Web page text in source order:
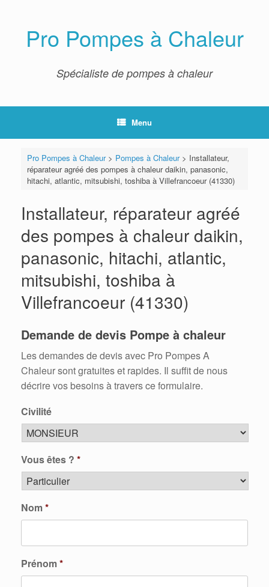
Pro Pompes à Chaleur
Spécialiste de pompes à chaleur
Menu
Pro Pompes à Chaleur> Pompes à Chaleur> Installateur,
réparateur agréé des pompes à chaleur daikin, panasonic,
hitachi, atlantic, mitsubishi, toshiba à Villefrancoeur (41330)
Installateur, réparateur agréé
des pompes à chaleur daikin,
panasonic, hitachi, atlantic,
mitsubishi, toshiba à
Villefrancoeur (41330)
Demande de devis Pompe à chaleur
Les demandes de devis avec Pro Pompes A
Chaleur sont gratuites et rapides. Il suffit de nous
décrire vos besoins à travers ce formulaire.
Civilité
Vous êtes ? *
Nom*
Prénom*